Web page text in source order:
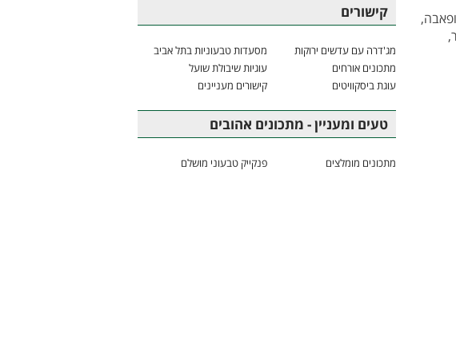
קישורים
מג'דרה עם עדשים ירוקות
מסעדות טבעוניות בתל אביב
מתכונים אורחים
עוגיות שיבולת שועל
עוגת ביסקוויטים
קישורים מעניינים
טעים ומעניין - מתכונים אהובים
מתכונים מומלצים פנקייק טבעוני מושלם